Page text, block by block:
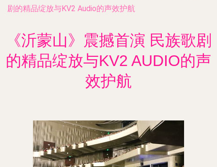
剧的精品绽放与KV2 Audio的声效护航
《沂蒙山》震撼首演 民族歌剧
的精品绽放与KV2 AUDIO的声
效护航